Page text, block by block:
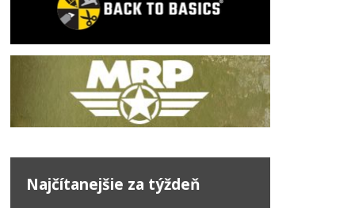
Najčítanejšie za týždeň